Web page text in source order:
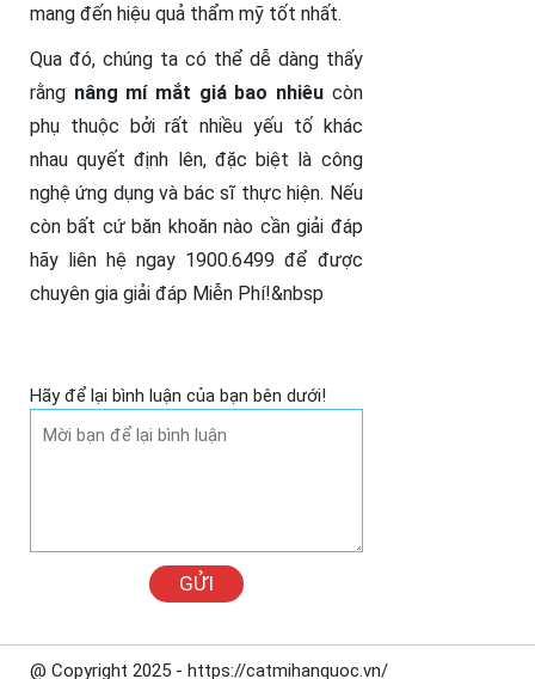
mang đến hiệu quả thẩm mỹ tốt nhất.
Qua đó, chúng ta có thể dễ dàng thấy
rằng nâng mí mắt giá bao nhiêu còn
phụ thuộc bởi rất nhiều yếu tố khác
nhau quyết định lên, đặc biệt là công
nghệ ứng dụng và bác sĩ thực hiện. Nếu
còn bất cứ băn khoăn nào cần giải đáp
hãy liên hệ ngay 1900.6499 để được
chuyên gia giải đáp Miễn Phí!&nbsp
Hãy để lại bình luận của bạn bên dưới!
GỬI
@ Copyright 2025 - https://catmihanquoc.vn/